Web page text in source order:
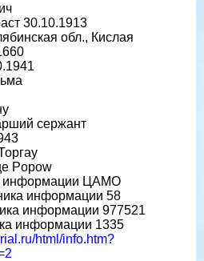
30.10.1913
обл., Кислая
сержант
Popow
информации ЦАМО
информации 58
информации 977521
информации 1335
html/info.htm?